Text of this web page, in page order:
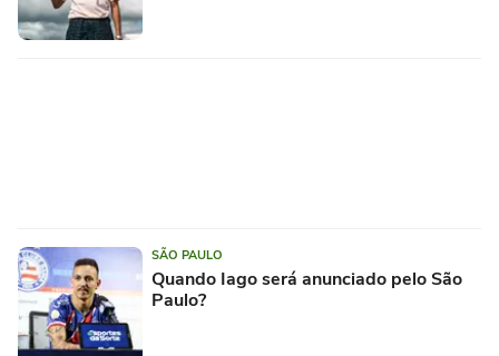
SÃO PAULO
Quando Iago será anunciado pelo São
Paulo?